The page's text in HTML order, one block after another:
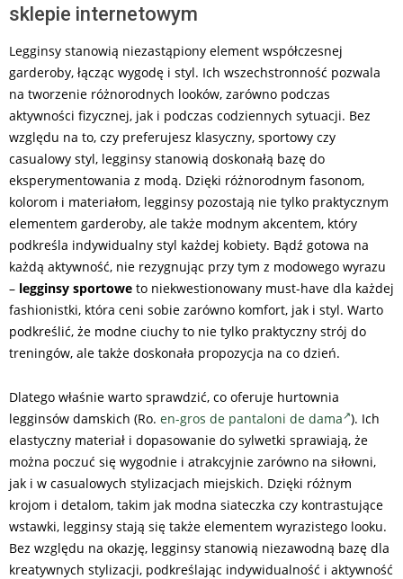
sklepie internetowym
Legginsy stanowią niezastąpiony element współczesnej
garderoby, łącząc wygodę i styl. Ich wszechstronność pozwala
na tworzenie różnorodnych looków, zarówno podczas
aktywności fizycznej, jak i podczas codziennych sytuacji. Bez
względu na to, czy preferujesz klasyczny, sportowy czy
casualowy styl, legginsy stanowią doskonałą bazę do
eksperymentowania z modą. Dzięki różnorodnym fasonom,
kolorom i materiałom, legginsy pozostają nie tylko praktycznym
elementem garderoby, ale także modnym akcentem, który
podkreśla indywidualny styl każdej kobiety. Bądź gotowa na
każdą aktywność, nie rezygnując przy tym z modowego wyrazu
– legginsy sportowe to niekwestionowany must-have dla każdej
fashionistki, która ceni sobie zarówno komfort, jak i styl. Warto
podkreślić, że modne ciuchy to nie tylko praktyczny strój do
treningów, ale także doskonała propozycja na co dzień.
Dlatego właśnie warto sprawdzić, co oferuje hurtownia
legginsów damskich (Ro. en-gros de pantaloni de dama ). Ich
elastyczny materiał i dopasowanie do sylwetki sprawiają, że
można poczuć się wygodnie i atrakcyjnie zarówno na siłowni,
jak i w casualowych stylizacjach miejskich. Dzięki różnym
krojom i detalom, takim jak modna siateczka czy kontrastujące
wstawki, legginsy stają się także elementem wyrazistego looku.
Bez względu na okazję, legginsy stanowią niezawodną bazę dla
kreatywnych stylizacji, podkreślając indywidualność i aktywność